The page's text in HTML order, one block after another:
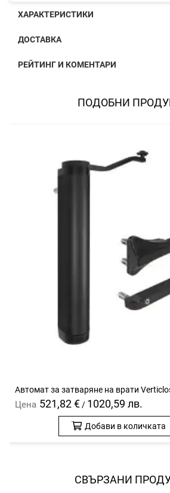
ХАРАКТЕРИСТИКИ
ДОСТАВКА
РЕЙТИНГ И КОМЕНТАРИ
ПОДОБНИ
Автомат за затваряне на врати
Цена 521,82 € / 1020,59 лв.
Добави в количката
СВЪРЗАНИ